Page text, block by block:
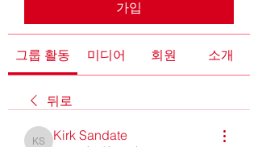
가입
그룹 활동 미디어 회원 소개
뒤로
Kirk Sandate